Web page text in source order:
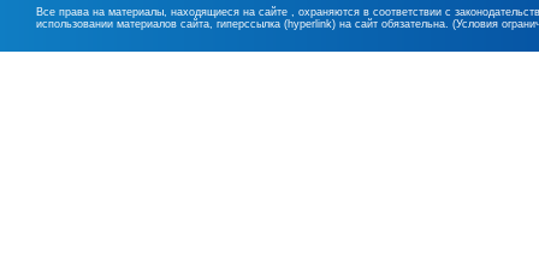
Все права на материалы, находящиеся на сайте , охраняются в соответствии с
использовании материалов сайта, гиперссылка (hyperlink) на сайт обязательна. (Условия